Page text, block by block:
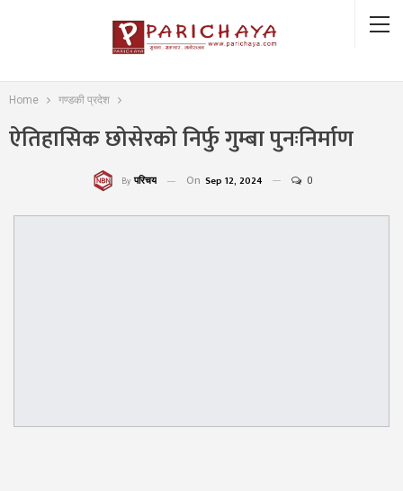
Home गण्डकी प्रदेश
ऐतिहासिक छोसेरको निर्फु गुम्बा पुनःनिर्माण
By परिचय On Sep 12, 2024 0